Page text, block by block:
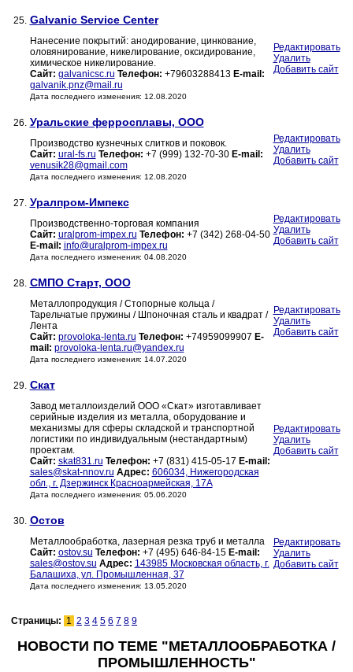
25. Galvanic Service Center
Нанесение покрытий: анодирование, цинкование,
оловянирование, никелирование, оксидирование,
химическое никелирование.
Сайт: galvanicsc.ru Телефон: +79603288413 E-mail:
galvanik.pnz@mail.ru
Дата последнего изменения: 12.08.2020
Редактировать
Удалить
Добавить сайт
26. Уральские ферросплавы, ООО
Производство кузнечных слитков и поковок.
Сайт: ural-fs.ru Телефон: +7 (999) 132-70-30 E-mail:
venusik28@gmail.com
Дата последнего изменения: 12.08.2020
Редактировать
Удалить
Добавить сайт
27. Уралпром-Импекс
Производственно-торговая компания
Сайт: uralprom-impex.ru Телефон: +7 (342) 268-04-50
E-mail: info@uralprom-impex.ru
Дата последнего изменения: 04.08.2020
Редактировать
Удалить
Добавить сайт
28. СМПО Старт, ООО
Металлопродукция / Стопорные кольца /
Тарельчатые пружины / Шпоночная сталь и квадрат /
Лента
Сайт: provoloka-lenta.ru Телефон: +74959099907 E-
mail: provoloka-lenta.ru@yandex.ru
Дата последнего изменения: 14.07.2020
Редактировать
Удалить
Добавить сайт
29. Скат
Завод металлоизделий ООО «Скат» изготавливает
серийные изделия из металла, оборудование и
механизмы для сферы складской и транспортной
логистики по индивидуальным (нестандартным)
проектам.
Сайт: skat831.ru Телефон: +7 (831) 415-05-17 E-mail:
sales@skat-nnov.ru Адрес: 606034, Нижегородская
обл., г. Дзержинск Красноармейская, 17А
Дата последнего изменения: 05.06.2020
Редактировать
Удалить
Добавить сайт
30. Остов
Металлообработка, лазерная резка труб и металла
Сайт: ostov.su Телефон: +7 (495) 646-84-15 E-mail:
sales@ostov.su Адрес: 143985 Московская область, г.
Балашиха, ул. Промышленная, 37
Дата последнего изменения: 13.05.2020
Редактировать
Удалить
Добавить сайт
Страницы: 1 2 3 4 5 6 7 8 9
НОВОСТИ ПО ТЕМЕ "МЕТАЛЛООБРАБОТКА /
ПРОМЫШЛЕННОСТЬ"